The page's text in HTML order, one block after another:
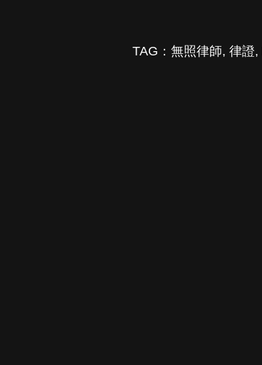
TAG： 無照律師, 律證,